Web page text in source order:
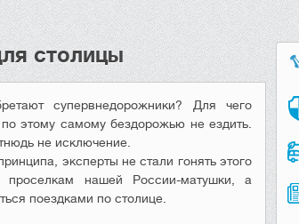
столицы
супервнедорожники? Для чего
этому самому бездорожью не ездить.
не исключение.
эксперты не стали гонять этого
проселкам нашей России-матушки, а
поездками по столице.